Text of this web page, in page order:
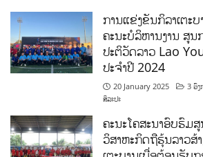
ການແຂ່ງຂັນກິລາເຕະ
ຄະນະບໍລິຫານງານ ສູ
ປະຕິວັດລາວ Lao
ປະຈຳປີ 2024
20 January 2025 3 ອົງ
ສິລະປະ
ຄະນະໂຄສະນາອົບຮົມ
ວິສາຫະກິດຖືຮຸ້ນລາວສ້